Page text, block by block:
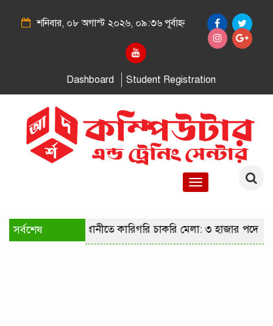
শনিবার, ০৮ অগাস্ট ২০২৬, ০৯:৩৬ পূর্বাহ্ন
Dashboard Student Registration
Toggle
সর্বশেষ রাজধানীতে কারিগরি চাকরি মেলা: ৩ হাজার পদে